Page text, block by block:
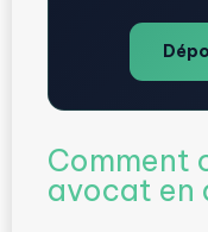
Comment
avocat en